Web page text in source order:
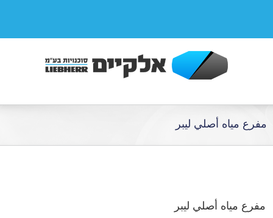
مفرع مياه أصلي ليبر
مفرع مياه أصلي ليبر